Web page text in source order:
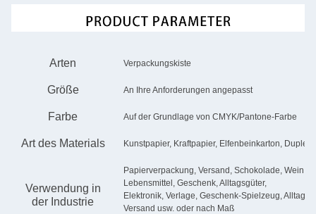
Arten Verpackungskiste
Größe An Ihre Anforderungen angepasst
Farbe Auf der Grundlage von CMYK/Pantone-Farbe
Art des Materials Kunstpapier, Kraftpapier, Elfenbeinkarton,
Verwendung in
der Industrie
Papierverpackung, Versand, Schokolade, Wein,
Lebensmittel, Geschenk, Alltagsgüter,
Elektronik, Verlage, Geschenk-Spielzeug,
Versand usw. oder nach Maß